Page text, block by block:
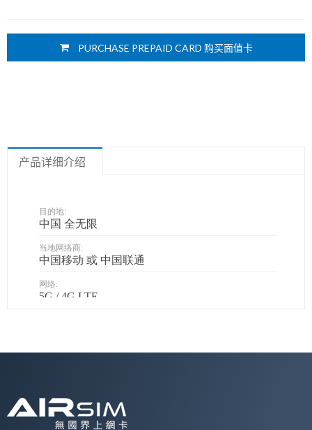
PURCHASE PREPAID CARD 购买面值卡
产品详细介绍